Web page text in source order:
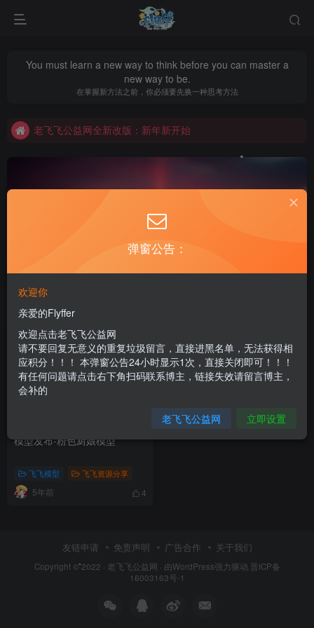
You must learn a new way to think before you can master a
new way to be.
在掌握新方法之前，你必须要先换一种思考方法
老飞飞公益网全新改版：新年新开始
老飞飞公益网全新改版：新年新开始
不要回复无意义重复评论，否则直接进黑名单
排序 更新
模型发布-粉色厨娘模型
飞飞模型 飞飞资源分享
5年前 4
友链申请 免责声明 广告合作 关于我们
Copyright © 2022 · 老飞飞公益网 · 由WordPress强力驱动. 晋ICP备
16003163号-1
弹窗公告：
欢迎你
亲爱的Flyffer
欢迎点击老飞飞公益网
请不要回复无意义的重复垃圾留言，直接进黑名单，无法获得相
应积分！！！ 本弹窗公告24小时显示1次，直接关闭即可！！！
有任何问题请点击右下角扫码联系博主，链接失效请留言博主，
会补的
老飞飞公益网 立即设置